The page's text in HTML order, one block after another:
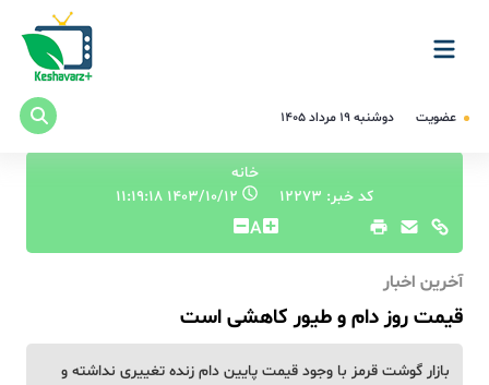
عضویت دوشنبه ۱۹ مرداد ۱۴۰۵
خانه
کد خبر: 12273
۱۴۰۳/۱۰/۱۲ ۱۱:۱۹:۱۸
A
آخرین اخبار
قیمت روز دام و طیور کاهشی است
بازار گوشت قرمز با وجود قیمت پایین دام زنده تغییری نداشته و